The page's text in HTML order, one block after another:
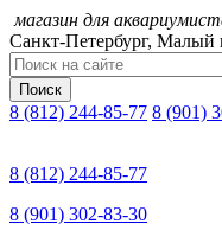
магазин для
Санкт-Петербург, Малый
Поиск
8 (812) 244-85-77 8 (901)
8 (812) 244-85-77
8 (901) 302-83-30